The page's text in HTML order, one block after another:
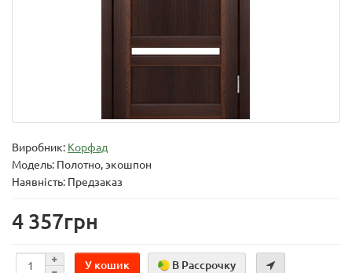
Виробник: Корфад
Модель: Полотно, экошпон
Наявність: Предзаказ
4 357грн
У кошик В Рассрочку